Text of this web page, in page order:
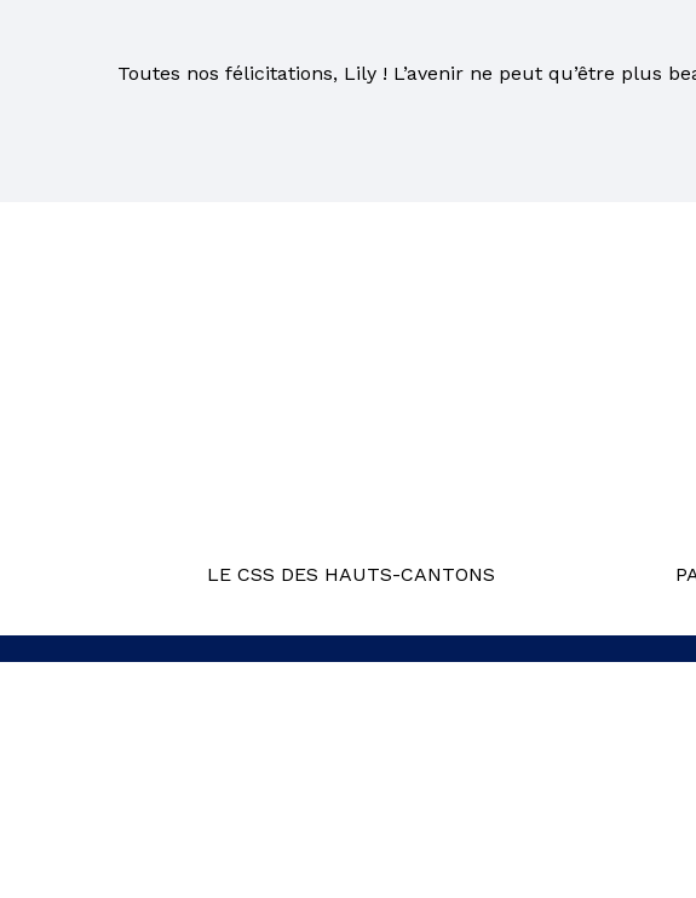
Toutes nos félicitations, Lily ! L’avenir ne peut qu’être plus
LE CSS DES HAUTS-CANTONS